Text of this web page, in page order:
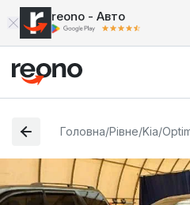
reono - Авто
Головна/Рівне/Kia/